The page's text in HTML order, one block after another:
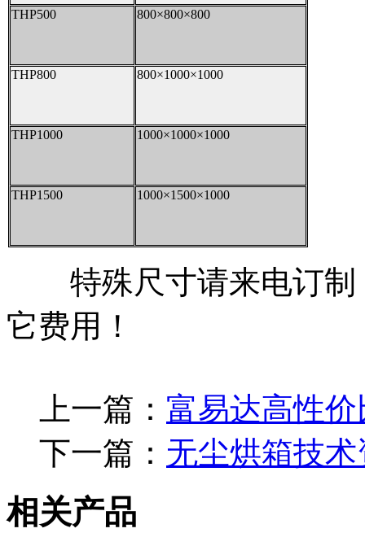
THP500 800×800×800
THP800 800×1000×1000
THP1000 1000×1000×1000
THP1500 1000×1500×1000
特殊尺寸请来电订制
它费用！
上一篇： 富易达高性
下一篇： 无尘烘箱技
相关产品